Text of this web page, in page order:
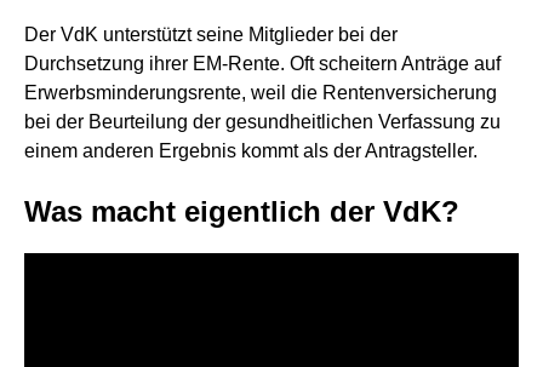
Der VdK unterstützt seine Mitglieder bei der
Durchsetzung ihrer EM-Rente. Oft scheitern Anträge auf
Erwerbsminderungsrente, weil die Rentenversicherung
bei der Beurteilung der gesundheitlichen Verfassung zu
einem anderen Ergebnis kommt als der Antragsteller.
Was macht eigentlich der VdK?